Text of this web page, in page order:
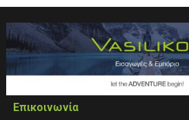
Επικοινωνία